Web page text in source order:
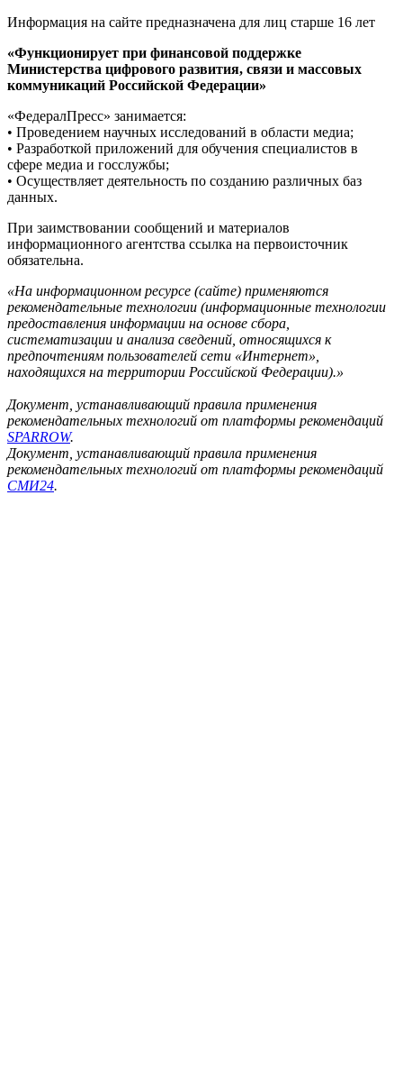
Информация на сайте предназначена для лиц старше 16 лет
«Функционирует при финансовой поддержке
Министерства цифрового развития, связи и массовых
коммуникаций Российской Федерации»
«ФедералПресс» занимается:
• Проведением научных исследований в области медиа;
• Разработкой приложений для обучения специалистов в
сфере медиа и госслужбы;
• Осуществляет деятельность по созданию различных баз
данных.
При заимствовании сообщений и материалов
информационного агентства ссылка на первоисточник
обязательна.
«На информационном ресурсе (сайте) применяются
рекомендательные технологии (информационные технологии
предоставления информации на основе сбора,
систематизации и анализа сведений, относящихся к
предпочтениям пользователей сети «Интернет»,
находящихся на территории Российской Федерации).»
Документ, устанавливающий правила применения
рекомендательных технологий от платформы рекомендаций
SPARROW.
Документ, устанавливающий правила применения
рекомендательных технологий от платформы рекомендаций
СМИ24.